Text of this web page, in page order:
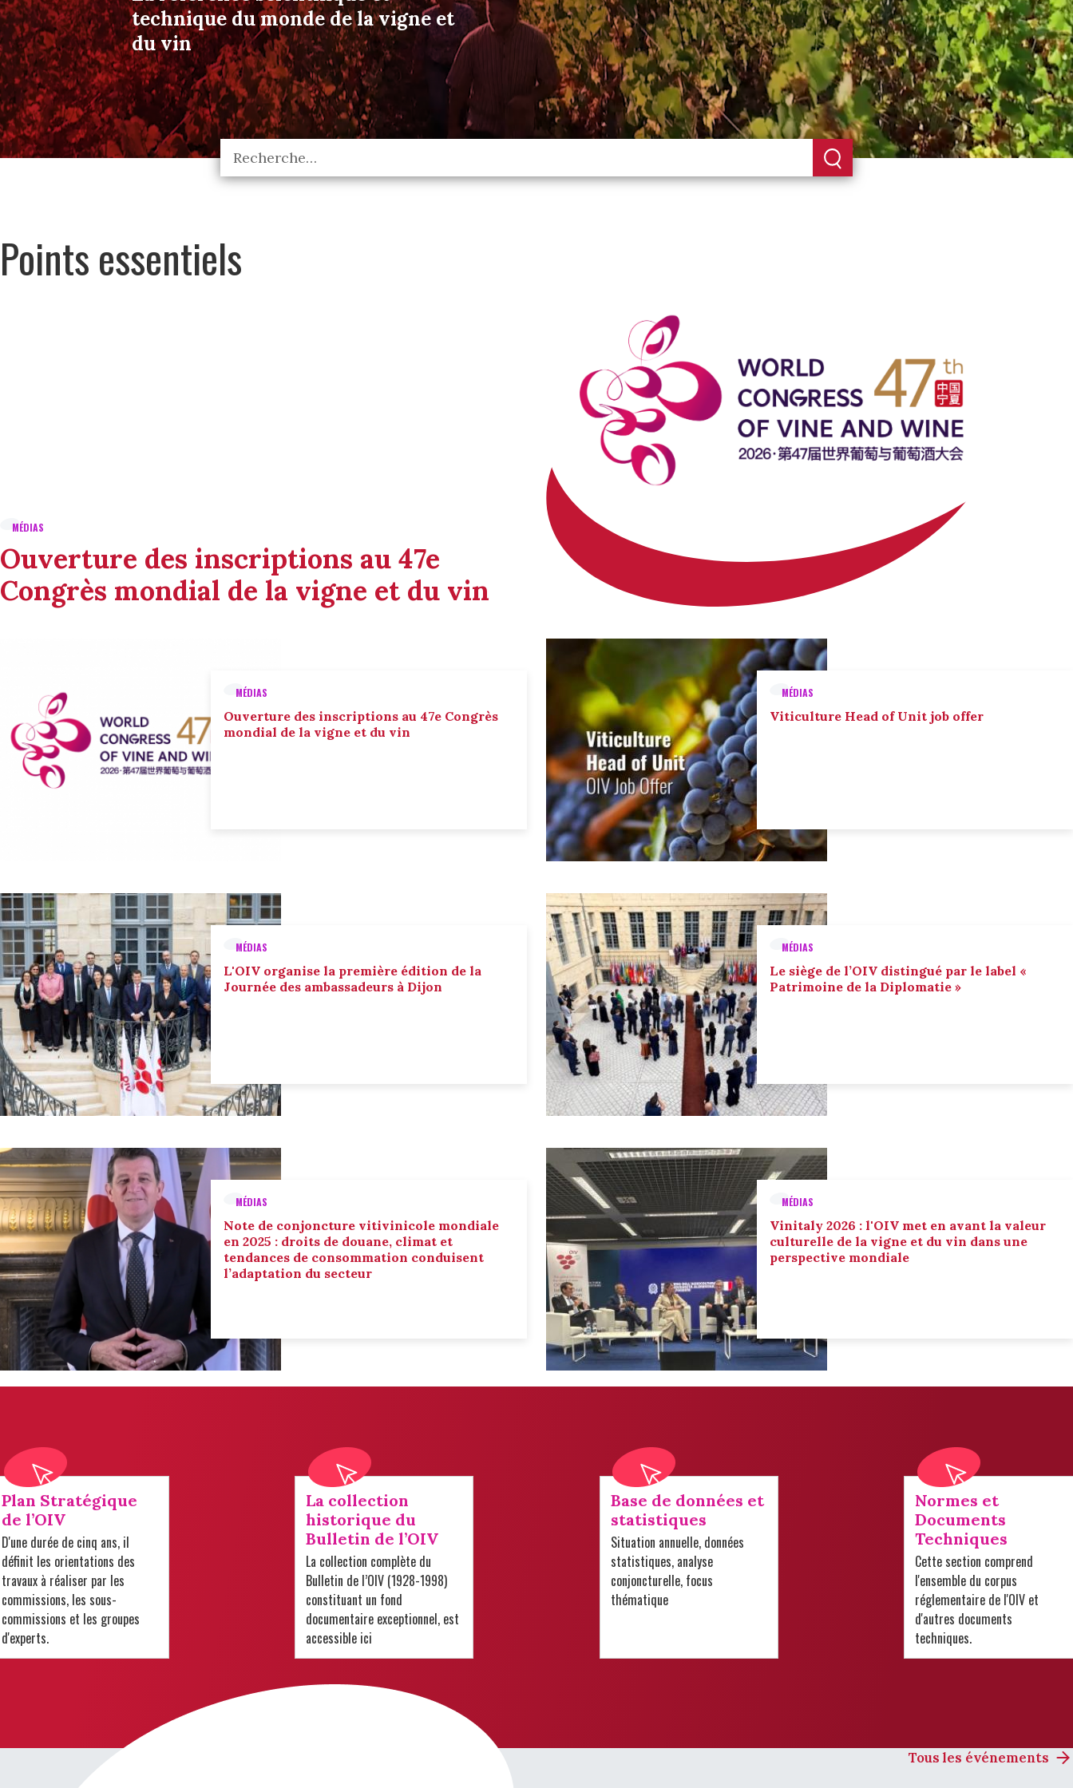
technique du monde de la vigne et
du vin
Points essentiels
MÉDIAS
Ouverture des inscriptions au 47e
Congrès mondial de la vigne et du vin
MÉDIAS
Ouverture des inscriptions au 47e Congrès
mondial de la vigne et du vin
MÉDIAS
Viticulture Head of Unit job offer
MÉDIAS
L'OIV organise la première édition de la
Journée des ambassadeurs à Dijon
MÉDIAS
Le siège de l’OIV distingué par le label «
Patrimoine de la Diplomatie »
MÉDIAS
Note de conjoncture vitivinicole mondiale
en 2025 : droits de douane, climat et
tendances de consommation conduisent
l’adaptation du secteur
MÉDIAS
Vinitaly 2026 : l'OIV met en avant la valeur
culturelle de la vigne et du vin dans une
perspective mondiale
Plan Stratégique
de l’OIV
D'une durée de cinq ans, il
définit les orientations des
travaux à réaliser par les
commissions, les sous-
commissions et les groupes
d'experts.
La collection
historique du
Bulletin de l’OIV
La collection complète du
Bulletin de l’OIV (1928-1998)
constituant un fond
documentaire exceptionnel, est
accessible ici
Base de données et
statistiques
Situation annuelle, données
statistiques, analyse
conjoncturelle, focus
thématique
Normes et
Documents
Techniques
Cette section comprend
l'ensemble du corpus
réglementaire de l'OIV et
d'autres documents
techniques.
Tous les événements